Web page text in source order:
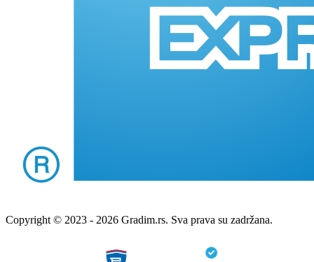
Copyright © 2023 - 2026 Gradim.rs. Sva prava su zadržana.